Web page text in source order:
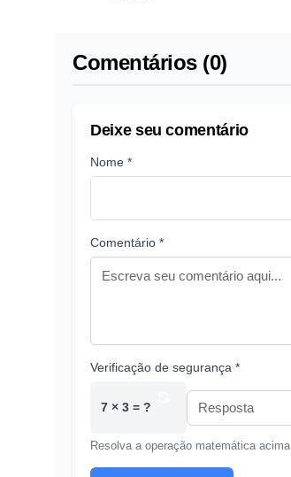
Comentários (0)
Deixe seu comentário
Nome *
Comentário *
Verificação de segurança *
7 × 3 = ?
Resolva a operação matemática acima